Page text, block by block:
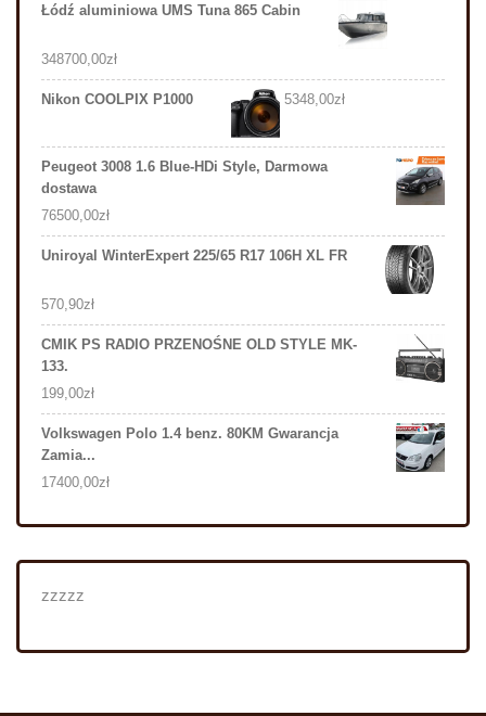
Łódź aluminiowa UMS Tuna 865 Cabin
348700,00zł
Nikon COOLPIX P1000 5348,00zł
Peugeot 3008 1.6 Blue-HDi Style, Darmowa
dostawa
76500,00zł
Uniroyal WinterExpert 225/65 R17 106H XL FR
570,90zł
CMIK PS RADIO PRZENOŚNE OLD STYLE MK-
133.
199,00zł
Volkswagen Polo 1.4 benz. 80KM Gwarancja
Zamia...
17400,00zł
zzzzz